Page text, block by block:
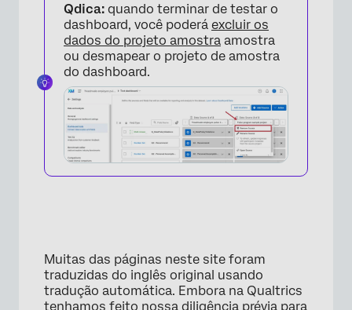
×
Qdica: quando terminar de testar o
dashboard, você poderá excluir os
dados do projeto amostra amostra
ou desmapear o projeto de amostra
do dashboard.
Muitas das páginas neste site foram
traduzidas do inglês original usando
tradução automática. Embora na Qualtrics
tenhamos feito nossa diligência prévia para